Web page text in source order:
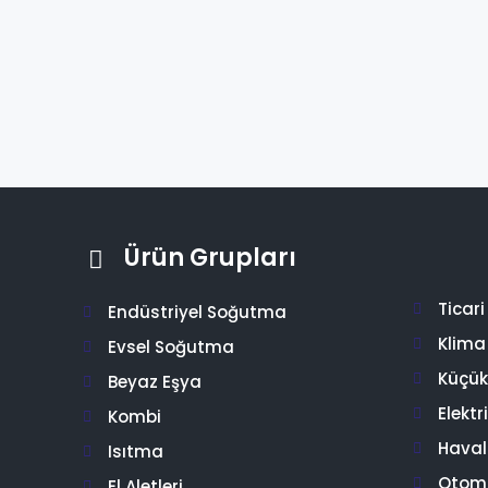
Ürün Grupları
Endüstriyel Soğutma
Evsel Soğutma
Beyaz Eşya
Kombi
Isıtma
Klima